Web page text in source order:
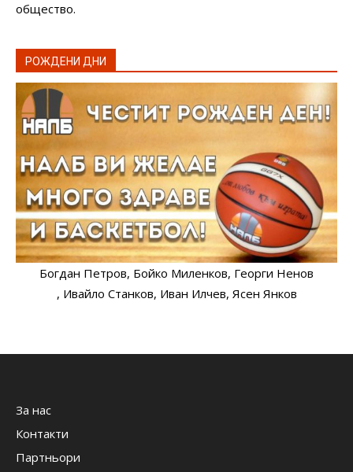
общество.
РОЖДЕНИ ДНИ
Богдан Петров, Бойко Миленков, Георги Ненов
, Ивайло Станков, Иван Илчев, Ясен Янков
За нас
Контакти
Партньори